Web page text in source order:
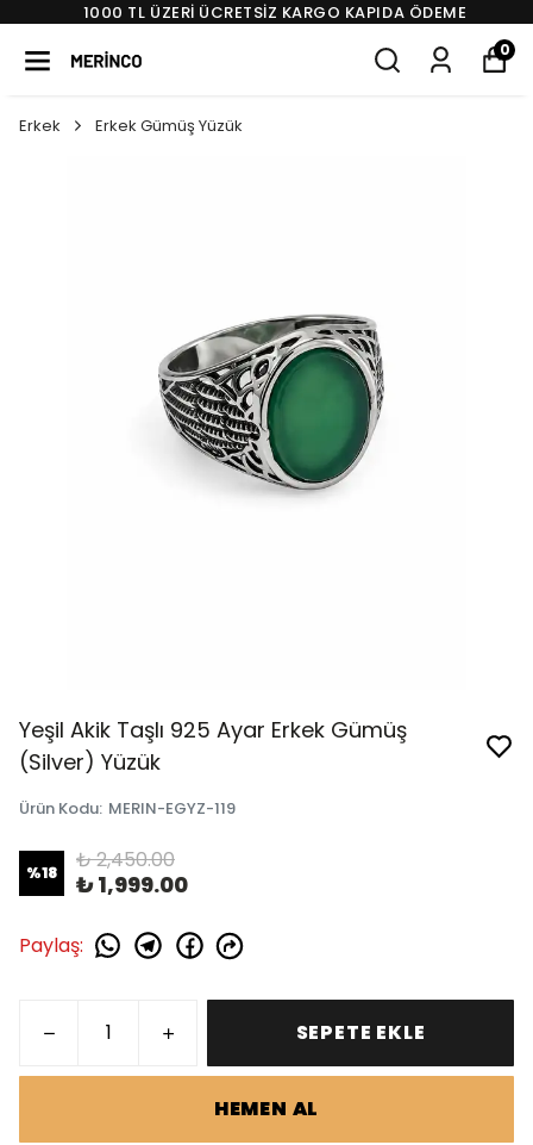
1000 TL ÜZERI ÜCRETSIZ KARGO KAPIDA ÖDEME
0
Erkek Erkek Gümüş Yüzük
Yeşil Akik Taşlı 925 Ayar Erkek Gümüş
(Silver) Yüzük
Ürün Kodu: MERIN-EGYZ-119
%18 ₺ 2,450.00
₺ 1,999.00
Paylaş:
SEPETE EKLE
HEMEN AL